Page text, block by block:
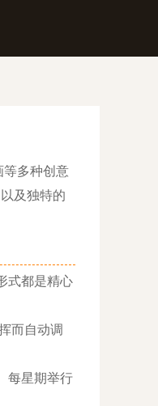
等多种创意
及独特的
式都是精心
而自动调
每星期举行